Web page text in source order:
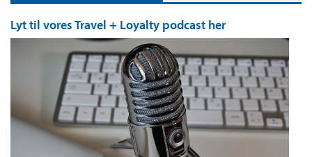
Lyt til vores Travel + Loyalty podcast her